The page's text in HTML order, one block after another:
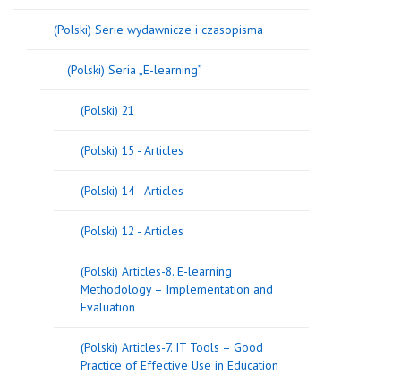
(Polski) Serie wydawnicze i czasopisma
(Polski) Seria „E-learning”
(Polski) 21
(Polski) 15 - Articles
(Polski) 14 - Articles
(Polski) 12 - Articles
(Polski) Articles-8. E-learning
Methodology – Implementation and
Evaluation
(Polski) Articles-7. IT Tools – Good
Practice of Effective Use in Education